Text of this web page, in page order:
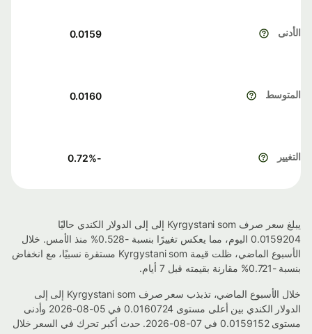
الأدنى 0.0159
المتوسط 0.0160
التغيير -0.72
%
يبلغ سعر صرف Kyrgystani som إلى إلى الدولار الكندي حاليًا
0.0159204 اليوم، مما يعكس تغييرًا بنسبة -0.528% منذ الأمس. خلال
الأسبوع الماضي، ظلت قيمة Kyrgystani som مستقرة نسبيًا، مع انخفاض
بنسبة -0.721% مقارنة بقيمته قبل 7 أيام.
خلال الأسبوع الماضي، تذبذب سعر صرف Kyrgystani som إلى إلى
الدولار الكندي بين أعلى مستوى 0.0160724 في 05-08-2026 وأدنى
مستوى 0.0159152 في 07-08-2026. حدث أكبر تحرك في السعر خلال